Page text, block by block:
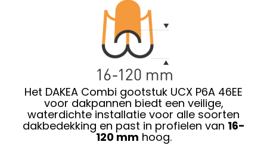
Het DAKEA Combi gootstuk UCX P6A 46EE
voor dakpannen biedt een veilige,
waterdichte installatie voor alle soorten
dakbedekking en past in profielen van 16-
120 mm hoog.